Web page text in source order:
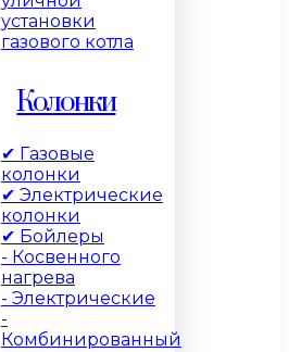
установки
газового котла
Колонки
✔ Газовые
колонки
✔ Электрические
колонки
✔ Бойлеры
- Косвенного
нагрева
- Электрические
-
Комбинированный